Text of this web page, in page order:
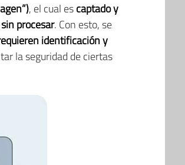
, el cual escaptado y
procesar. Con esto, se
identificación y
la seguridad de ciertas